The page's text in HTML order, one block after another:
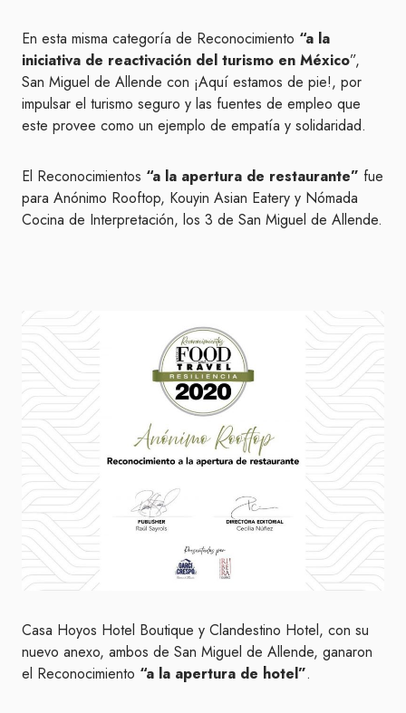
En esta misma categoría de Reconocimiento “a la
iniciativa de reactivación del turismo en México”,
San Miguel de Allende con ¡Aquí estamos de pie!, por
impulsar el turismo seguro y las fuentes de empleo que
este provee como un ejemplo de empatía y solidaridad.
El Reconocimientos “a la apertura de restaurante” fue
para Anónimo Rooftop, Kouyin Asian Eatery y Nómada
Cocina de Interpretación, los 3 de San Miguel de Allende.
Casa Hoyos Hotel Boutique y Clandestino Hotel, con su
nuevo anexo, ambos de San Miguel de Allende, ganaron
el Reconocimiento “a la apertura de hotel”.